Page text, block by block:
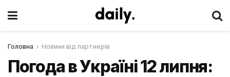
Головна Новини від партнерів
Погода в Україні 12 липня: